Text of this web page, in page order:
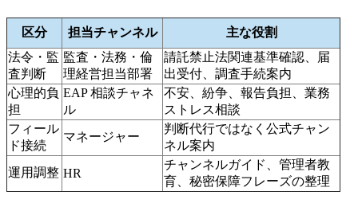
区分 担当チャンネル
主な役割
法令・監
査判断
監査・法務・倫
理経営担当部署
請託禁止法関連基準確認、届
出受付、調査手続案内
心理的負
担
EAP 相談チャネ
ル
不安、紛争、報告負担、業務
ストレス相談
フィール
ド接続
マネージャー
判断代行ではなく公式チャン
ネル案内
運用調整 HR
チャンネルガイド、管理者教
育、秘密保障フレーズの整理